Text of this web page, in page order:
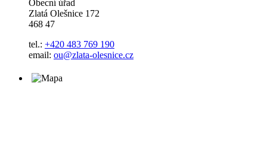
Obecní úřad
Zlatá Olešnice 172
468 47
tel.: +420 483 769 190
email: ou@zlata-olesnice.cz